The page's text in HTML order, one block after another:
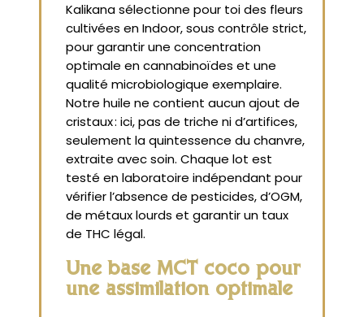
Kalikana sélectionne pour toi des fleurs
cultivées en Indoor, sous contrôle strict,
pour garantir une concentration
optimale en cannabinoïdes et une
qualité microbiologique exemplaire.
Notre huile ne contient aucun ajout de
cristaux : ici, pas de triche ni d’artifices,
seulement la quintessence du chanvre,
extraite avec soin. Chaque lot est
testé en laboratoire indépendant pour
vérifier l’absence de pesticides, d’OGM,
de métaux lourds et garantir un taux
de THC légal.
Une base MCT coco pour
une assimilation optimale